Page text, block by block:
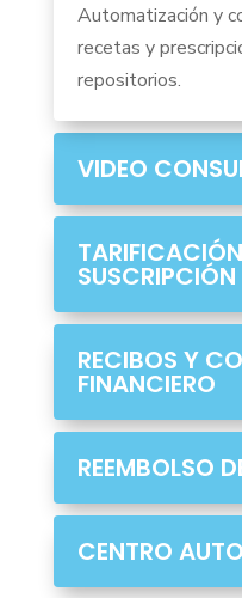
Automatización y
recetas y
repositorios.
VIDEO
SUSCRIPCIÓN
RECIBOS Y
FINANCIERO
REEMBOLSO
CENTRO